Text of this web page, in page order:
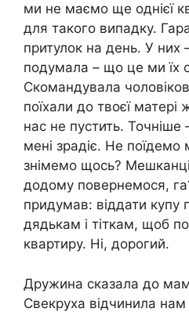
ми не маємо ще однієї
для такого випадку.
притулок на день. У них –
подумала – що це ми їх
Скомандувала
поїхали до твоєї
нас не пустить.
мені зрадіє. Не
знімемо щось?
додому повернемося,
придумав: віддати
дядькам і тіткам, щоб
квартиру. Ні, дорогий.
Дружина сказала до
Свекруха відчинила нам